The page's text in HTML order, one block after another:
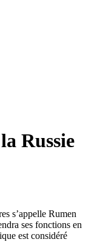
Russie
s’appelle Rumen
ses fonctions en
est considéré